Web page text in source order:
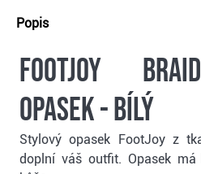
Popis
FootJoy
opasek - bílý
Stylový opasek FootJoy z
doplní váš outfit. Opasek